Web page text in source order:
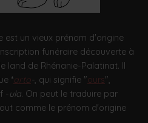
est un vieux prénom d'origine
funéraire découverte à
land de Rhénanie-Palatinat. Il
*arto-, qui signifie "ours",
-ula. On peut le traduire par
comme le prénom d'origine